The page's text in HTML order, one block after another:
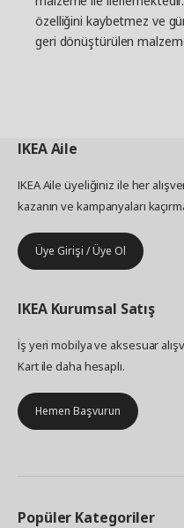
özelliğini kaybetmez ve
geri dönüştürülen
IKEAAile
IKEA Aile üyeliğiniz ile her
kazanın ve kampanyaları
Üye Girişi / Üye Ol
IKEA Kurumsal Satış
İş yeri mobilya ve aksesuar
Kart ile daha hesaplı.
Hemen Başvurun
Popüler Kategoriler